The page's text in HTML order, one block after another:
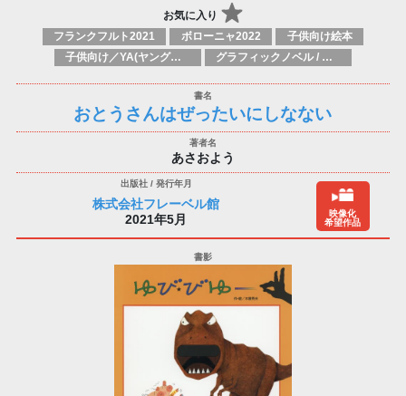
お気に入り
フランクフルト2021 ボローニャ2022
子供向け絵本
子供向け／YA(ヤングアダルト)向け一般：芸術&芸術家
グラフィックノベル / コミックブック / 漫画：スタイル / 伝統
おとうさんはぜったいにしなない
あさおよう
株式会社フレーベル館
2021年5月
映像化
希望作品